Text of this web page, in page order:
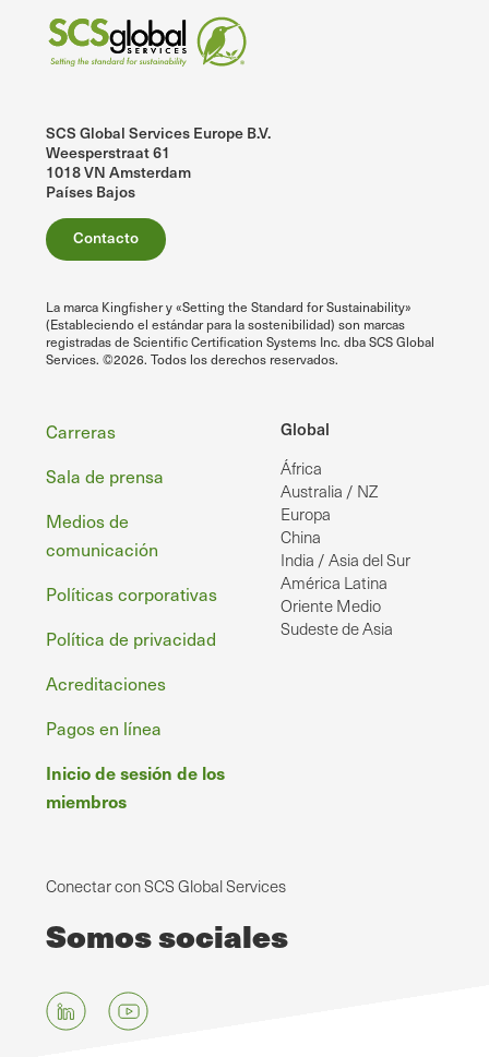
SCS Global Services Europe B.V.
Weesperstraat 61
1018 VN Amsterdam
Países Bajos
Contacto
La marca Kingfisher y «Setting the Standard for Sustainability»
(Estableciendo el estándar para la sostenibilidad) son marcas
registradas de Scientific Certification Systems Inc. dba SCS Global
Services. ©2026. Todos los derechos reservados.
Global
África
Australia / NZ
Europa
China
India / Asia del Sur
América Latina
Oriente Medio
Sudeste de Asia
Pie
de
página
Carreras
Sala de prensa
Medios de
comunicación
Políticas corporativas
Política de privacidad
Acreditaciones
Pagos en línea
Inicio de sesión de los
miembros
Conectar con SCS Global Services
Somos sociales